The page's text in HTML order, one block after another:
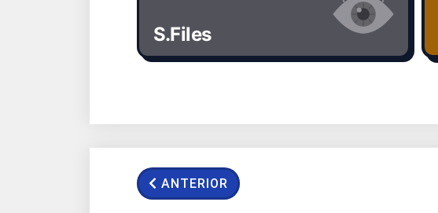
S.Files
ANTERIOR